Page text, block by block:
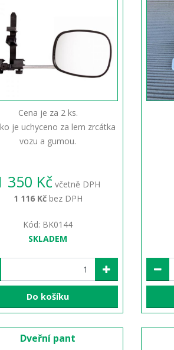
Cena je za 2 ks.
je uchyceno za lem zrcátka
vozu a gumou.
350 Kč včetně DPH
1 116 Kčbez DPH
Kód: BK0144
SKLADEM
Do košíku
Dveřní pant